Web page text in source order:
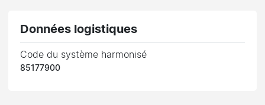
Données logistiques
Code du système harmonisé
85177900